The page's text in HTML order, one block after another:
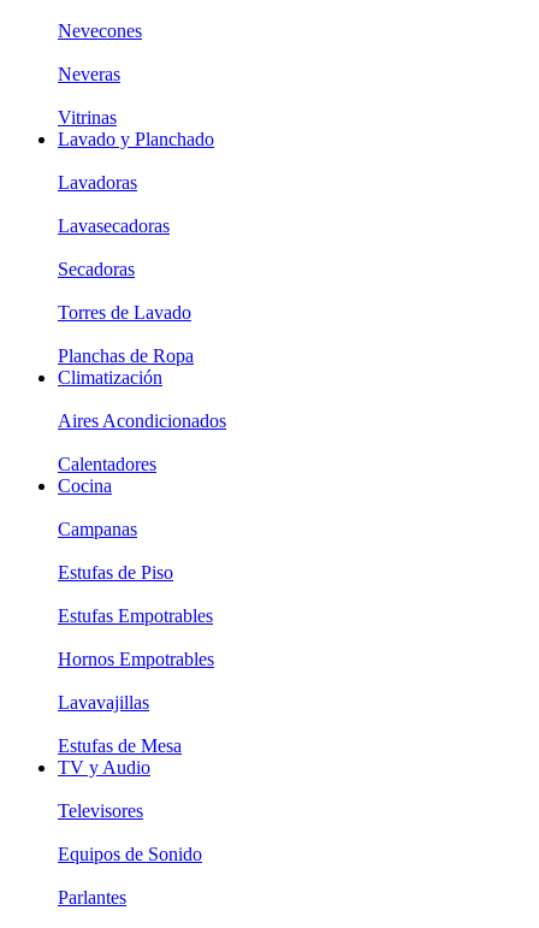
Nevecones
Neveras
Vitrinas
Lavado y Planchado
Lavadoras
Lavasecadoras
Secadoras
Torres de Lavado
Planchas de Ropa
Climatización
Aires Acondicionados
Calentadores
Cocina
Campanas
Estufas de Piso
Estufas Empotrables
Hornos Empotrables
Lavavajillas
Estufas de Mesa
TV y Audio
Televisores
Equipos de Sonido
Parlantes